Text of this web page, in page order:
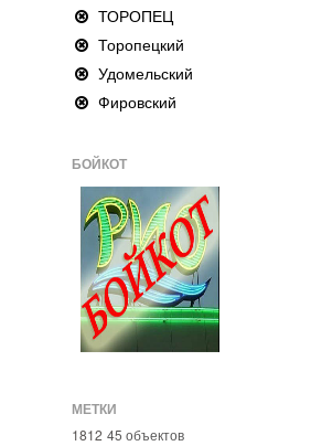
ТОРОПЕЦ
Торопецкий
Удомельский
Фировский
БОЙКОТ
МЕТКИ
1812 45 объектов